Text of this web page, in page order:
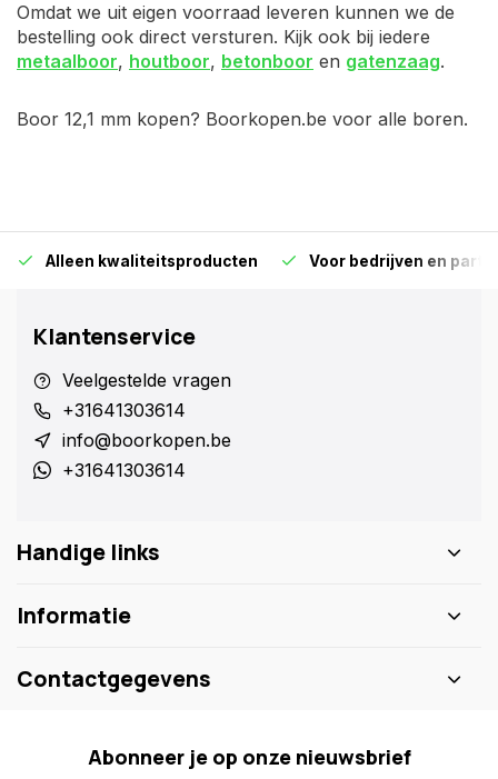
Omdat we uit eigen voorraad leveren kunnen we de
bestelling ook direct versturen. Kijk ook bij iedere
metaalboor, houtboor, betonboor en gatenzaag.
Boor 12,1 mm kopen? Boorkopen.be voor alle boren.
Alleen kwaliteitsproducten Voor bedrijven en
Klantenservice
Veelgestelde vragen
+31641303614
info@boorkopen.be
+31641303614
Handige links
Informatie
Contactgegevens
Abonneer je op onze nieuwsbrief